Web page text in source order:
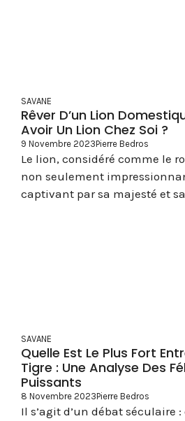
SAVANE
Rêver D’un Lion
Avoir Un Lion Chez Soi ?
9 Novembre 2023Pierre Bedros
Le lion, considéré comme le
non seulement
captivant par sa majesté et
SAVANE
Quelle Est Le Plus Fort
Tigre : Une Analyse Des
Puissants
8 Novembre 2023Pierre Bedros
Il s’agit d’un débat séculaire